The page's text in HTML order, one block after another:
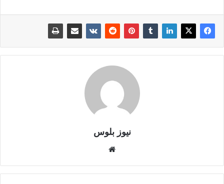
نيوز بلوس